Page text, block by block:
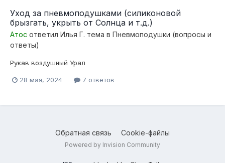
Уход за пневмоподушками (силиконовой
брызгать, укрыть от Солнца и т.д.)
Атос ответил Илья Г. тема в Пневмоподушки (вопросы и
ответы)
Рукав воздушный Урал
28 мая, 2024 7 ответов
Обратная связь Cookie-файлы
Powered by Invision Community